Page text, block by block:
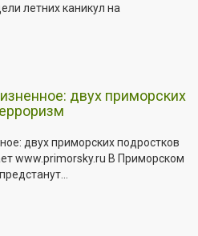
летних каникул на
двух приморских
двух приморских подростков
www.primorsky.ru В Приморском